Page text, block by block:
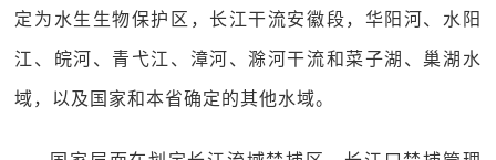
定为水生生物保护区，长江干流安徽段，华阳河、水阳
江、皖河、青弋江、漳河、滁河干流和菜子湖、巢湖水
域，以及国家和本省确定的其他水域。